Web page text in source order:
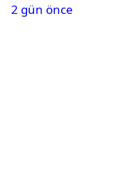
2 gün önce